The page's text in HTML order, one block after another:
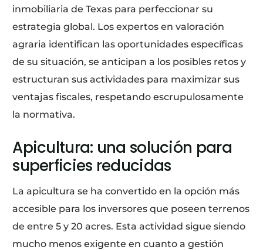
inmobiliaria de Texas para perfeccionar su
estrategia global. Los expertos en valoración
agraria identifican las oportunidades específicas
de su situación, se anticipan a los posibles retos y
estructuran sus actividades para maximizar sus
ventajas fiscales, respetando escrupulosamente
la normativa.
Apicultura: una solución para
superficies reducidas
La apicultura se ha convertido en la opción más
accesible para los inversores que poseen terrenos
de entre 5 y 20 acres. Esta actividad sigue siendo
mucho menos exigente en cuanto a gestión